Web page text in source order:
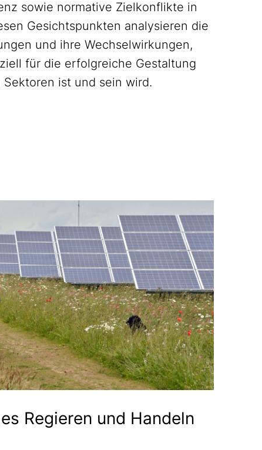
sowie normative Zielkonflikte in
Gesichtspunkten analysieren die
und ihre Wechselwirkungen,
für die erfolgreiche Gestaltung
ist und sein wird.
Regieren und Handeln